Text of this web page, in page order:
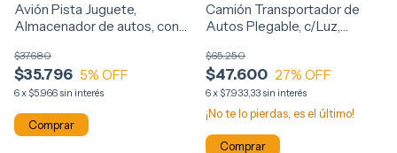
Avión Pista Juguete,
Almacenador de autos, con
$35.796
$37.680
5% OFF
6x$5.966 sin interés
Camión Transportador de
Autos Plegable, c/Luz,
$47.600
$65.250
27% OFF
6x$7.933,33 sin interés
¡No te lo pierdas, es el último!